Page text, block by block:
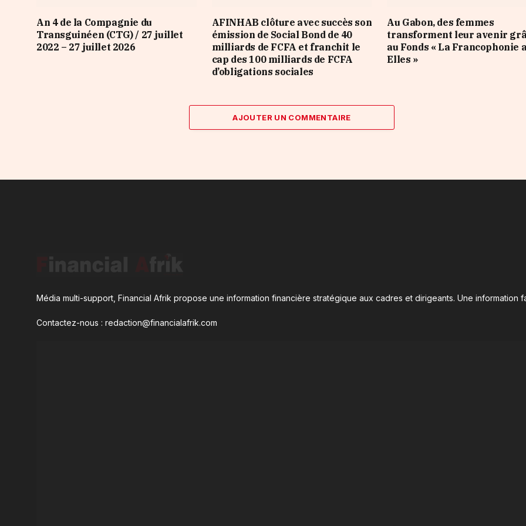
An 4 de la Compagnie du
Transguinéen (CTG) / 27 juillet
2022 – 27 juillet 2026
AFINHAB clôture avec succès son
émission de Social Bond de 40
milliards de FCFA et franchit le
cap des 100 milliards de FCFA
d’obligations sociales
Au Gabon, des femmes
transforment leur avenir
au Fonds « La Francophonie
Elles »
AJOUTER UN COMMENTAIRE
Média multi-support, Financial Afrik propose une information financière stratégique aux cadres et dirigeants. Une information
Contactez-nous : redaction@financialafrik.com